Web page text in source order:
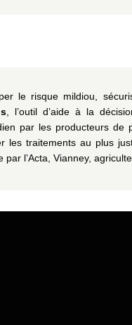
le risque mildiou,
, l’outil d’aide à la
par les producteurs de
les traitements au plus
par l’Acta, Vianney,